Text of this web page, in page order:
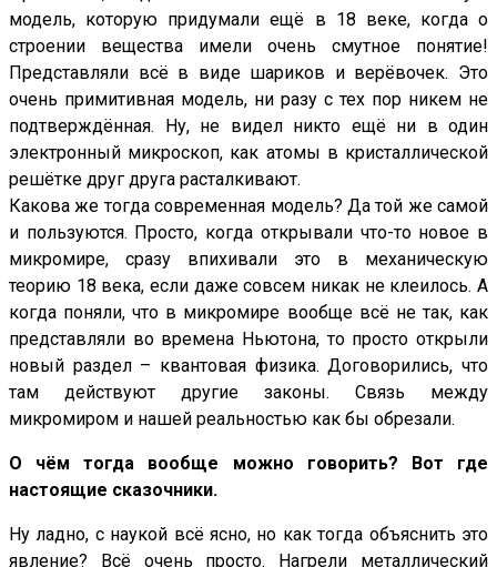
модель, которую придумали ещё в 18 веке, когда о
строении вещества имели очень смутное понятие!
Представляли всё в виде шариков и верёвочек. Это
очень примитивная модель, ни разу с тех пор никем не
подтверждённая. Ну, не видел никто ещё ни в один
электронный микроскоп, как атомы в кристаллической
решётке друг друга расталкивают.
Какова же тогда современная модель? Да той же самой
и пользуются. Просто, когда открывали что-то новое в
микромире, сразу впихивали это в механическую
теорию 18 века, если даже совсем никак не клеилось. А
когда поняли, что в микромире вообще всё не так, как
представляли во времена Ньютона, то просто открыли
новый раздел – квантовая физика. Договорились, что
там действуют другие законы. Связь между
микромиром и нашей реальностью как бы обрезали.
О чём тогда вообще можно говорить? Вот где
настоящие сказочники.
Ну ладно, с наукой всё ясно, но как тогда объяснить это
явление? Всё очень просто. Нагрели металлический